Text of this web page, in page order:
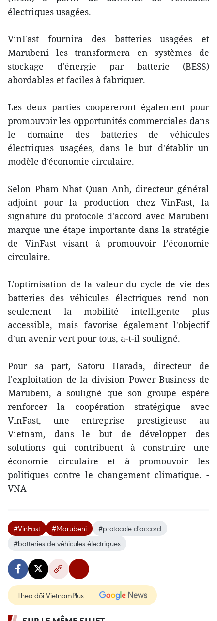
électriques usagées.
VinFast fournira des batteries usagées et
Marubeni les transformera en systèmes de
stockage d'énergie par batterie (BESS)
abordables et faciles à fabriquer.
Les deux parties coopéreront également pour
promouvoir les opportunités commerciales dans
le domaine des batteries de véhicules
électriques usagées, dans le but d'établir un
modèle d'économie circulaire.
Selon Pham Nhat Quan Anh, directeur général
adjoint pour la production chez VinFast, la
signature du protocole d'accord avec Marubeni
marque une étape importante dans la stratégie
de VinFast visant à promouvoir l’économie
circulaire.
L'optimisation de la valeur du cycle de vie des
batteries des véhicules électriques rend non
seulement la mobilité intelligente plus
accessible, mais favorise également l'objectif
d'un avenir vert pour tous, a-t-il souligné.
Pour sa part, Satoru Harada, directeur de
l'exploitation de la division Power Business de
Marubeni, a souligné que son groupe espère
renforcer la coopération stratégique avec
VinFast, une entreprise prestigieuse au
Vietnam, dans le but de développer des
solutions qui contribuent à construire une
économie circulaire et à promouvoir les
politiques contre le changement climatique. -
VNA
#VinFast #Marubeni
#protocole d'accord
#batteries de véhicules électriques
Theo dõi VietnamPlus